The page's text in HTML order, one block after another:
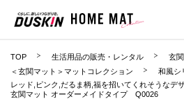
TOP 生活用品の販売・レンタル
玄
＜玄関マット＞マットコレクション
和風シ
レッド,ピンク,だるま柄,福を招いてくれそうな
玄関マット オーダーメイドタイプ Q0026